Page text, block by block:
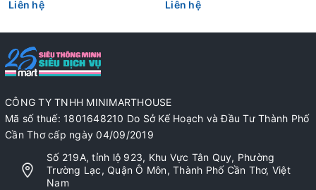
Liên hệ Liên hệ
CÔNG TY TNHH MINIMARTHOUSE
Mã số thuế: 1801648210 Do Sở Kế Hoạch và Đầu Tư Thành Phố
Cần Thơ cấp ngày 04/09/2019
Số 219A, tỉnh lộ 923, Khu Vực Tân Quy, Phường
Trường Lạc, Quận Ô Môn, Thành Phố Cần Thơ, Việt
Nam